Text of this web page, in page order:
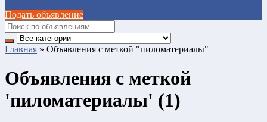
Подать объявление
Главная » Объявления с меткой "пиломатериалы"
Объявления с меткой
'пиломатериалы' (1)